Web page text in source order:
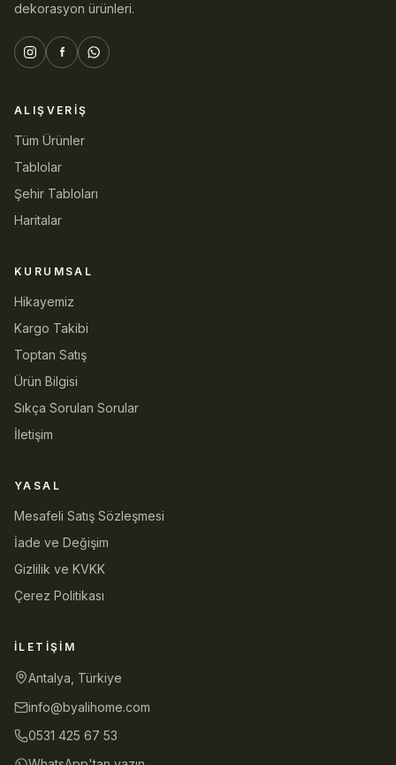
dekorasyon ürünleri.
ALIŞVERIŞ
Tüm Ürünler
Tablolar
Şehir Tabloları
Haritalar
KURUMSAL
Hikayemiz
Kargo Takibi
Toptan Satış
Ürün Bilgisi
Sıkça Sorulan Sorular
İletişim
YASAL
Mesafeli Satış Sözleşmesi
İade ve Değişim
Gizlilik ve KVKK
Çerez Politikası
İLETIŞIM
Antalya, Türkiye
info@byalihome.com
0531 425 67 53